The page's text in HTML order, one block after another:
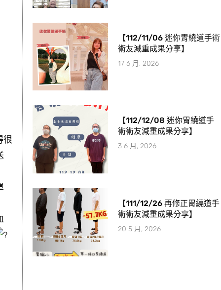
很
【112/11/06 迷你胃繞道手術
術友減重成果分享】
17 6 月, 2026
【112/12/08 迷你胃繞道手
術術友減重成果分享】
3 6 月, 2026
【111/12/26 再修正胃繞道手
術術友減重成果分享】
20 5 月, 2026